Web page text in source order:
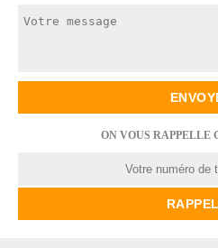
ON VOUS RAPPELLE